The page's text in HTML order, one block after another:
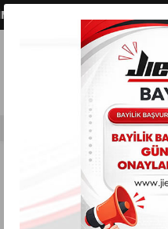
Mobil Menü